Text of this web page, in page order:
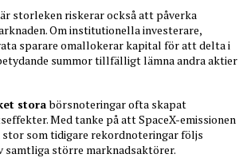
storleken riskerar också att påverka
Om institutionella investerare,
sparare omallokerar kapital för att delta i
summor tillfälligt lämna andra aktier
storabörsnoteringar ofta skapat
Med tanke på att SpaceX-emissionen
stor som tidigare rekordnoteringar följs
samtliga större marknadsaktörer.